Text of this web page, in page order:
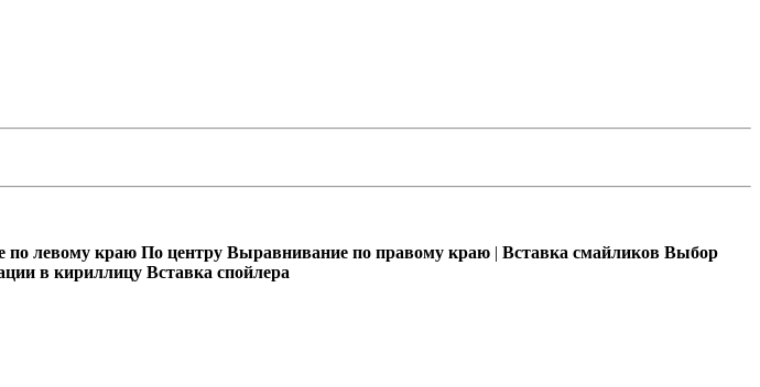
по левому краю По центру Выравнивание по правому краю | Вставка смайликов Выбор
в кириллицу Вставка спойлера